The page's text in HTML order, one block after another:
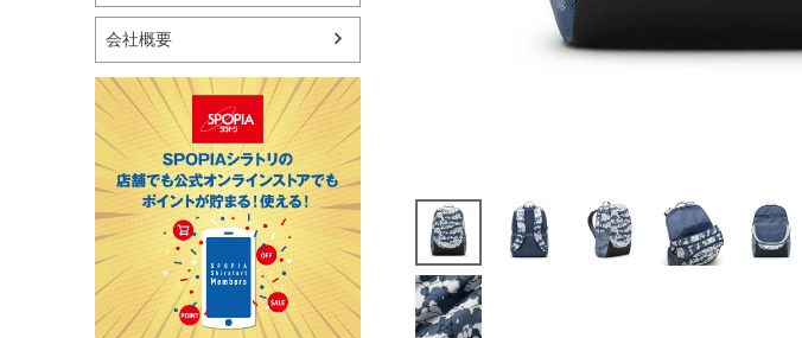
バッグ・サングラス
ハンドボール用品
ラグビー用品
グランドゴルフ
会社概要